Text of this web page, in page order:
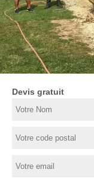
Devis gratuit